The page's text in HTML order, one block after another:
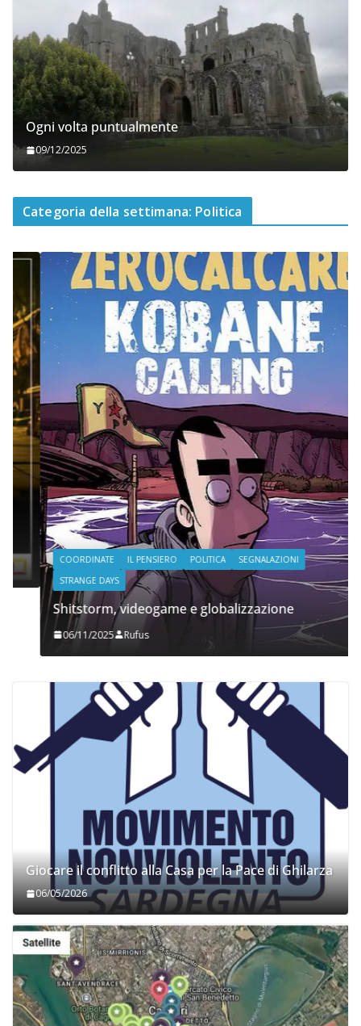
Ogni volta puntualmente
09/12/2025
Categoria della settimana: Politica
COORDINATE IL PENSIERO POLITICA
SEGNALAZIONI
STRANGE DAYS
Shitstorm, videogame e globalizzazione
06/11/2025 Rufus
Giocare il conflitto alla Casa per la Pace di Ghilarza
06/05/2026